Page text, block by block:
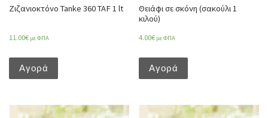
Ζιζανιοκτόνο Tanke 360 TAF 1 lt
11.00€ με ΦΠΑ
Αγορά
Θειάφι σε σκόνη (σακούλι 1
κιλού)
4.00€ με ΦΠΑ
Αγορά